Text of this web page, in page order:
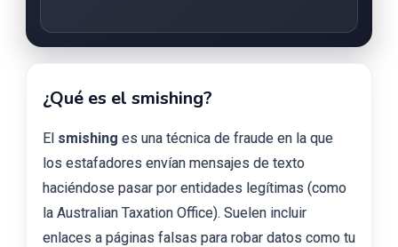
¿Qué es el smishing?
El smishing es una técnica de fraude en la que
los estafadores envían mensajes de texto
haciéndose pasar por entidades legítimas (como
la Australian Taxation Office). Suelen incluir
enlaces a páginas falsas para robar datos como tu